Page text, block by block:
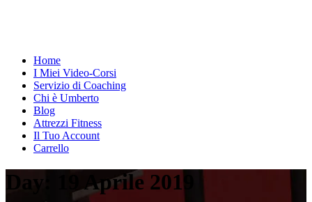
Home
I Miei Video-Corsi
Servizio di Coaching
Chi è Umberto
Blog
Attrezzi Fitness
Il Tuo Account
Carrello
Day: 19 Aprile 2019